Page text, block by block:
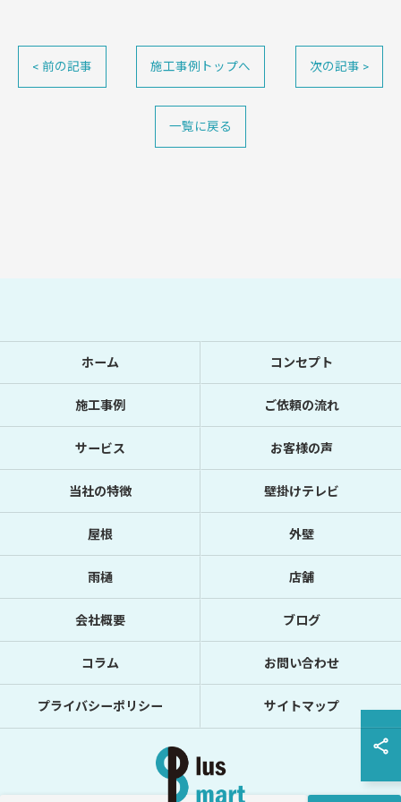
< 前の記事 施工事例トップへ 次の記事 >
一覧に戻る
ホーム コンセプト
施工事例 ご依頼の流れ
サービス お客様の声
当社の特徴 壁掛けテレビ
屋根 外壁
雨樋 店舗
会社概要 ブログ
コラム お問い合わせ
プライバシーポリシー サイトマップ